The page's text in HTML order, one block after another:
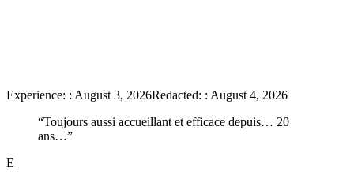
Experience: : August 3, 2026Redacted: : August 4, 2026
“Toujours aussi accueillant et efficace depuis… 20
ans…”
E